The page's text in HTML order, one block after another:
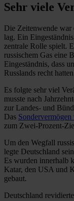
Sehr viele
Die Zeitenwende war
lag. Ein
zentrale Rolle spielt.
russischem Gas eine
Eingeständnis, dass
Russlands recht
Es folgte sehr viel
musste nach
zur Landes- und
Das
zum Zwei-Prozent-
Um den Wegfall
legte Deutschland
Es wurden innerhalb
Katar, den USA und
gebaut.
Deutschland